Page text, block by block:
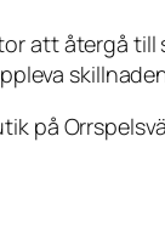
att återgå till
på